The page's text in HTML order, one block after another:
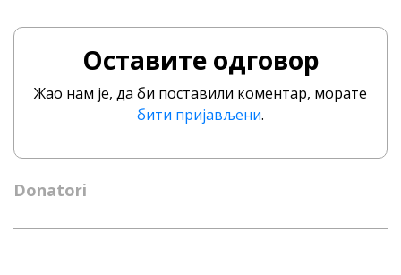
Оставите одговор
Жао нам је, да би поставили коментар, морате
бити пријављени.
Donatori